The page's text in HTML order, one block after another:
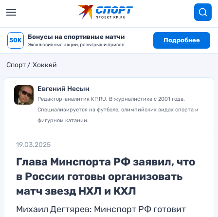
50K Бонусы на спортивные матчи
Эксклюзивные акции, розыгрыши призов
Подробнее
Спорт Хоккей
Евгений Несын
Редактор-аналитик KP.RU. В журналистике с 2001 года.
Специализируется на футболе, олимпийских видах спорта и
фигурном катании.
19.03.2025
Глава Минспорта РФ заявил, что
в России готовы организовать
матч звезд НХЛ и КХЛ
Михаил Дегтярев: Минспорт РФ готовит